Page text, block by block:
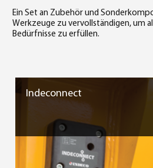
Ein Set an Zubehör und
Werkzeuge zu vervollständigen, um
Bedürfnisse zu erfüllen.
Indeconnect